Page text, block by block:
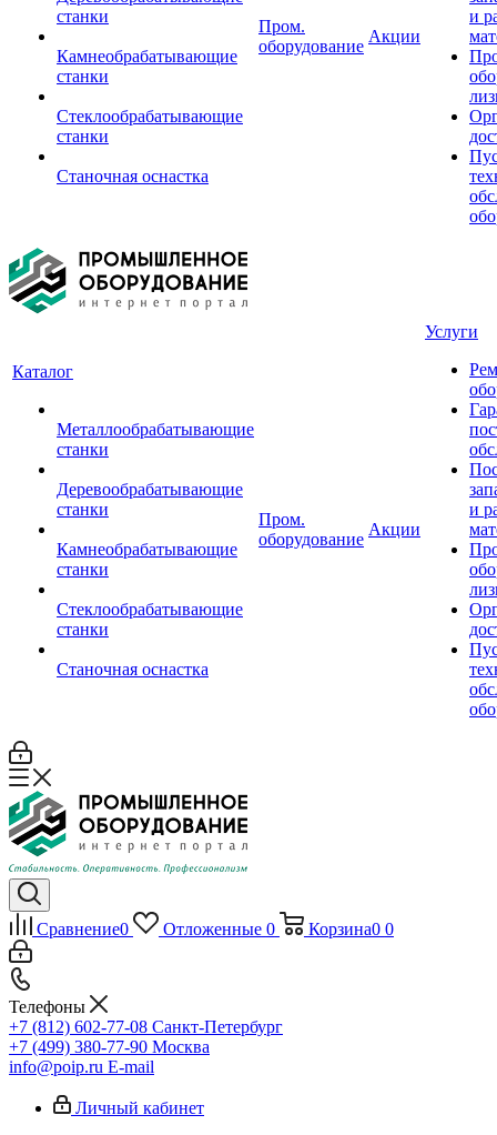
станки
Камнеобрабатывающие
станки
Стеклообрабатывающие
станки
Станочная оснастка
Пром.
оборудование
Акции
и
Каталог
Металлообрабатывающие
станки
Деревообрабатывающие
станки
Камнеобрабатывающие
станки
Стеклообрабатывающие
станки
Станочная оснастка
Пром.
оборудование
Акции
Услуги
и
Сравнение0 Отложенные 0 Корзина0 0
Телефоны
+7 (812) 602-77-08 Санкт-Петербург
+7 (499) 380-77-90 Москва
info@poip.ru E-mail
Личный кабинет